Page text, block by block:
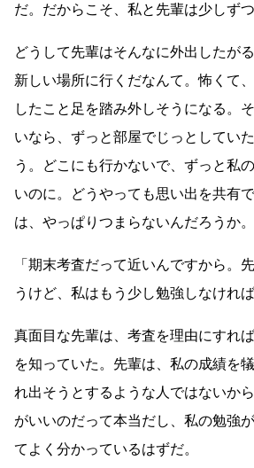
だ。だからこそ、私と先輩は少しず
どうして先輩はそんなに外出したが
新しい場所に行くだなんて。怖くて
したこと足を踏み外しそうになる。
いなら、ずっと部屋でじっとしてい
う。どこにも行かないで、ずっと私
いのに。どうやっても思い出を共有
は、やっぱりつまらないんだろうか。
「期末考査だって近いんですから。
うけど、私はもう少し勉強しなけれ
真面目な先輩は、考査を理由にすれ
を知っていた。先輩は、私の成績を
れ出そうとするような人ではないか
がいいのだって本当だし、私の勉強
てよく分かっているはずだ。